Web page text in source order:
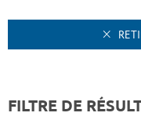
FILTRE DE